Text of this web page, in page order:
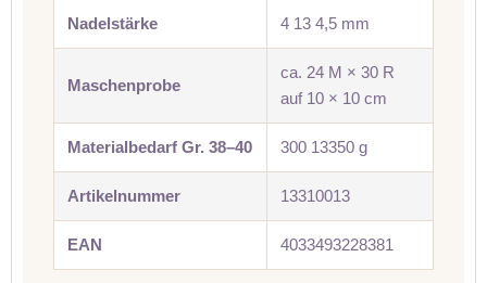
Nadelstärke 4 13 4,5 mm
Maschenprobe
ca. 24 M × 30 R
auf 10 × 10 cm
Materialbedarf Gr. 38–40 300 13350 g
Artikelnummer 13310013
EAN 4033493228381